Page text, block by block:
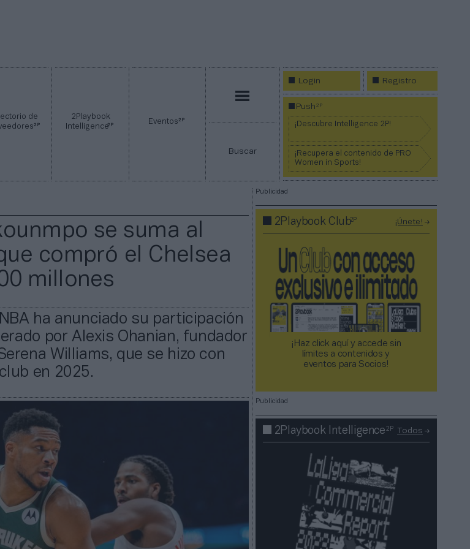
de
2P
2Playbook
Intelligence2P Eventos2P
Buscar
Login Registro
Push2P
¡Descubre Intelligence 2P!
¡Recupera el contenido de PRO
Women in Sports!
se suma al
compró el Chelsea
millones
ha anunciado su participación
por Alexis Ohanian, fundador
Williams, que se hizo con
en 2025.
Publicidad
2Playbook Club2P ¡Únete!
¡Haz click aquí y accede sin
límites a contenidos y
eventos para Socios!​​​​​​​
Publicidad
2Playbook Intelligence2P Todos